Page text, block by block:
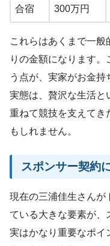
合宿
300万円
これらはあくまで一
りの金額になります
う点が、実家がお金
実態は、贅沢な生活と
重ねて競技を支えてき
もしれません。
スポンサー契約
現在の三浦佳生さんが
ている大きな要素が、
実はかなり重要なポイ